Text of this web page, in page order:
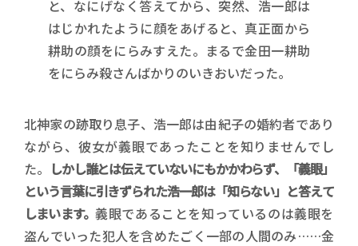
と、なにげなく答えてから、突然、浩一郎は
はじかれたように顔をあげると、真正面から
耕助の顔をにらみすえた。まるで金田一耕助
をにらみ殺さんばかりのいきおいだった。
北神家の跡取り息子、浩一郎は由紀子の婚約者であり
ながら、彼女が義眼であったことを知りませんでし
た。 しかし誰とは伝えていないにもかかわらず、「義眼」
という言葉に引きずられた浩一郎は「知らない」と答えて
しまいます。義眼であることを知っているのは義眼を
盗んでいった犯人を含めたごく一部の人間のみ……金